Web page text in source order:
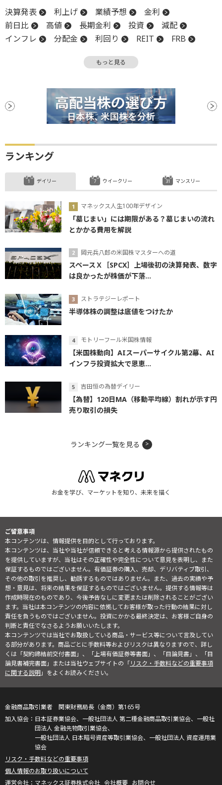
決算発表 利上げ 業績予想
金利
前日比
高値 長期金利 投資
減配
インフレ
分配金 利回り REIT
FRB
利下げ もっと見る
ランキング
デイリー
マネックス人生100年デザイン
「墓じまい」には期限がある？墓じまいの流れ
とかかる費用を解説
岡元兵八郎の米国株マスターへの道
スペースＸ［SPCX］上場後初の決算発表、数字
は良かったが株価が下落...
ストラテジーレポート
半導体株の調整は底値をつけたか
モトリーフール米国株情報
【米国株動向】AIスーパーサイクル第2幕、AI
インフラ投資拡大で恩恵...
吉田恒の為替デイリー
【為替】120日MA（移動平均線）割れが示す円
売り取引の損失
ウイークリー マンスリー
ランキング一覧を見る
お金を学び、マーケットを知り、未来を描く
ご留意事項
本コンテンツは、情報提供を目的として行っております。
本コンテンツは、当社や当社が信頼できると考える情報源から提供されたもの
を提供していますが、当社はその正確性や完全性について意見を表明し、また
保証するものではございません。有価証券の購入、売却、デリバティブ取引、
その他の取引を推奨し、勧誘するものではありません。また、過去の実績や予
想・意見は、将来の結果を保証するものではございません。提供する情報等は
作成時現在のものであり、今後予告なしに変更または削除されることがござい
ます。当社は本コンテンツの内容に依拠してお客様が取った行動の結果に対し
責任を負うものではございません。投資にかかる最終決定は、お客様ご自身の
判断と責任でなさるようお願いいたします。
本コンテンツでは当社でお取扱している商品・サービス等について言及してい
る部分があります。商品ごとに手数料等およびリスクは異なりますので、詳し
くは「契約締結前交付書面」、「上場有価証券等書面」、「目論見書」、「目
論見書補完書面」または当社ウェブサイトの「リスク・手数料などの重要事項
に関する説明」をよくお読みください。
金融商品取引業者 関東財務局長（金商）第165号
日本証券業協会、一般社団法人 第二種金融商品取引業協会、一般社
団法人 金融先物取引業協会、
一般社団法人 日本暗号資産等取引業協会、一般社団法人 資産運用業
協会
リスク・手数料などの重要事項
個人情報のお取り扱いについて
マネックス証券株式会社 会社概要 お問合せ